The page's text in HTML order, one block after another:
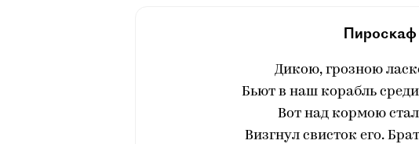
Пироскаф
Дикою, грозною
Бьют в наш корабль
Вот над кормою
Визгнул свисток его.